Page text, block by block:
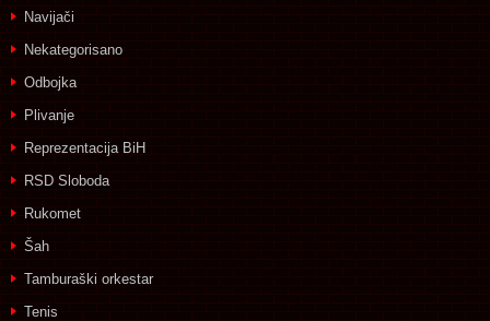
Navijači
Nekategorisano
Odbojka
Plivanje
Reprezentacija BiH
RSD Sloboda
Rukomet
Šah
Tamburaški orkestar
Tenis